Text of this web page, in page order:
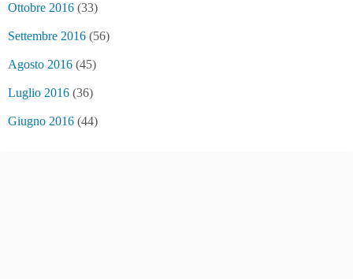
Ottobre 2016 (33)
Settembre 2016 (56)
Agosto 2016 (45)
Luglio 2016 (36)
Giugno 2016 (44)